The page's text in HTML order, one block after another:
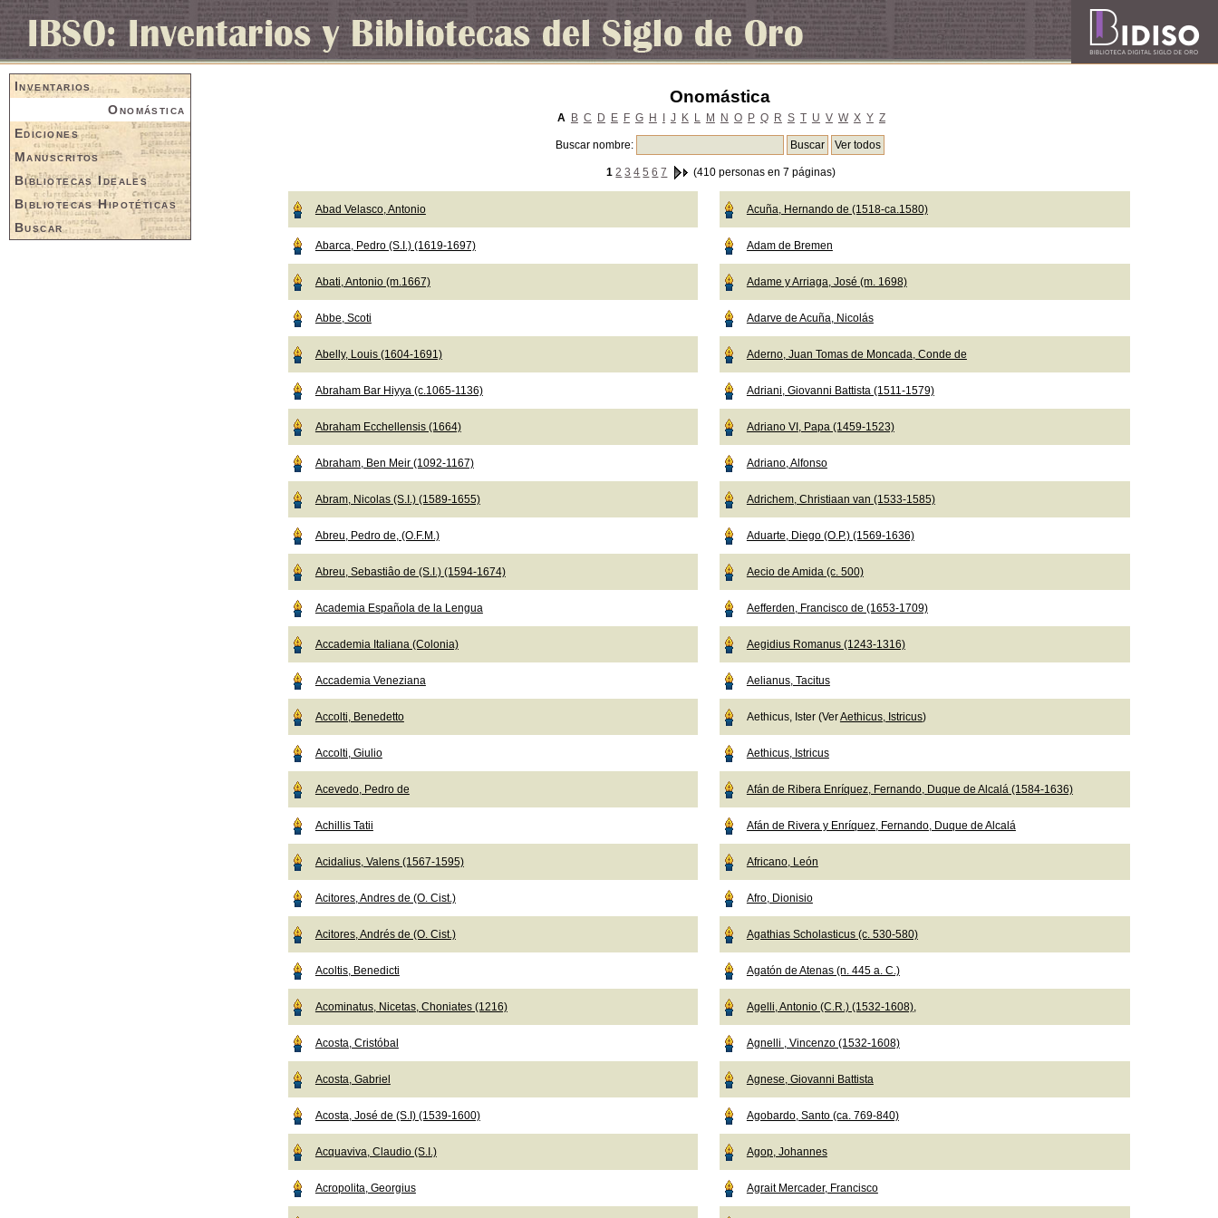
Inventarios
Onomástica
Ediciones
Manuscritos
Bibliotecas Ideales
Bibliotecas Hipotéticas
Buscar
Onomástica
A B C D E F G H J K L M N O P Q R S T U V W X Y Z
Buscar nombre:
1 2 3 4 5 6 7 (410 personas en 7 páginas)
Abad Velasco, Antonio
Abarca, Pedro (S.I.) (1619-1697)
Abati, Antonio (m.1667)
Abbe, Scoti
Abelly, Louis (1604-1691)
Abraham Bar Hiyya (c.1065-1136)
Abraham Ecchellensis (1664)
Abraham, Ben Meir (1092-1167)
Abram, Nicolas (S.I.) (1589-1655)
Abreu, Pedro de, (O.F.M.)
Abreu, Sebastiâo de (S.I.) (1594-1674)
Academia Española de la Lengua
Accademia Italiana (Colonia)
Accademia Veneziana
Accolti, Benedetto
Accolti, Giulio
Acevedo, Pedro de
Achillis Tatii
Acidalius, Valens (1567-1595)
Acitores, Andres de (O. Cist.)
Acitores, Andrés de (O. Cist.)
Acoltis, Benedicti
Acominatus, Nicetas, Choniates (1216)
Acosta, Cristóbal
Acosta, Gabriel
Acosta, José de (S.I) (1539-1600)
Acquaviva, Claudio (S.I.)
Acropolita, Georgius
Acuña, Hernando de (1518-ca.1580)
Adam de Bremen
Adame y Arriaga, José (m. 1698)
Adarve de Acuña, Nicolás
Aderno, Juan Tomas de Moncada, Conde de
Adriani, Giovanni Battista (1511-1579)
Adriano VI, Papa (1459-1523)
Adriano, Alfonso
Adrichem, Christiaan van (1533-1585)
Aduarte, Diego (O.P.) (1569-1636)
Aecio de Amida (c. 500)
Aefferden, Francisco de (1653-1709)
Aegidius Romanus (1243-1316)
Aelianus, Tacitus
Aethicus, Ister (VerAethicus, Istricus)
Aethicus, Istricus
Afán de Ribera Enríquez, Fernando, Duque de Alcalá (1584-1636)
Afán de Rivera y Enríquez, Fernando, Duque de Alcalá
Africano, León
Afro, Dionisio
Agathias Scholasticus (c. 530-580)
Agatón de Atenas (n. 445 a. C.)
Agelli, Antonio (C.R.) (1532-1608),
Agnelli , Vincenzo (1532-1608)
Agnese, Giovanni Battista
Agobardo, Santo (ca. 769-840)
Agop, Johannes
Agrait Mercader, Francisco